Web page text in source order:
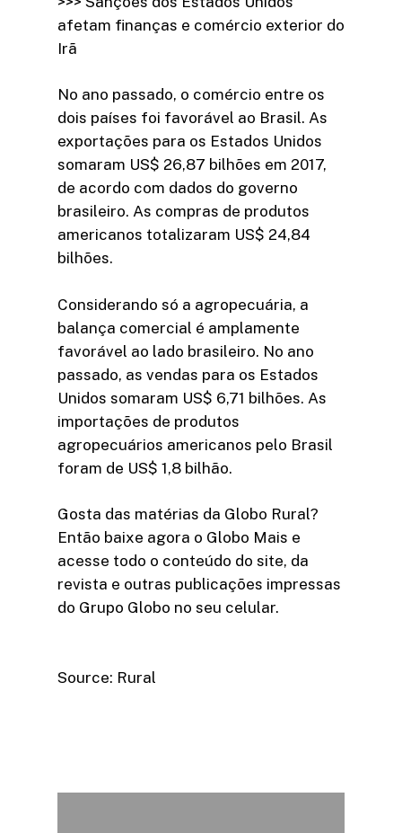
afetam finanças e comércio exterior do
Irã
No ano passado, o comércio entre os
dois países foi favorável ao Brasil. As
exportações para os Estados Unidos
somaram US$ 26,87 bilhões em 2017,
de acordo com dados do governo
brasileiro. As compras de produtos
americanos totalizaram US$ 24,84
bilhões.
Considerando só a agropecuária, a
balança comercial é amplamente
favorável ao lado brasileiro. No ano
passado, as vendas para os Estados
Unidos somaram US$ 6,71 bilhões. As
importações de produtos
agropecuários americanos pelo Brasil
foram de US$ 1,8 bilhão.
Gosta das matérias da Globo Rural?
Então baixe agora o Globo Mais e
acesse todo o conteúdo do site, da
revista e outras publicações impressas
do Grupo Globo no seu celular.
Source: Rural